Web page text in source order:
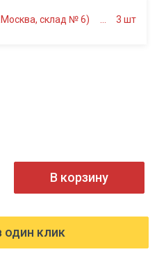
склад № 6) 3 шт
В корзину
один клик